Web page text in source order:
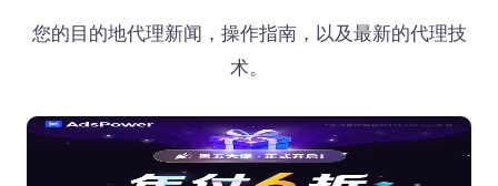
您的目的地代理新闻，操作指南，以及最新的代理技
术。